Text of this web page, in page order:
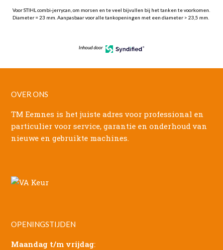
Voor STIHL combi-jerrycan, om morsen en te veel bijvullen bij het tanken te voorkomen.
Diameter = 23 mm. Aanpasbaar voor alle tankopeningen met een diameter > 23,5 mm.
Inhoud door
OVER ONS
TM Eemnes is het juiste adres voor professional en
particulier voor service, garantie en onderhoud van
nieuwe en gebruikte machines.
OPENINGSTIJDEN
Maandag t/m vrijdag: